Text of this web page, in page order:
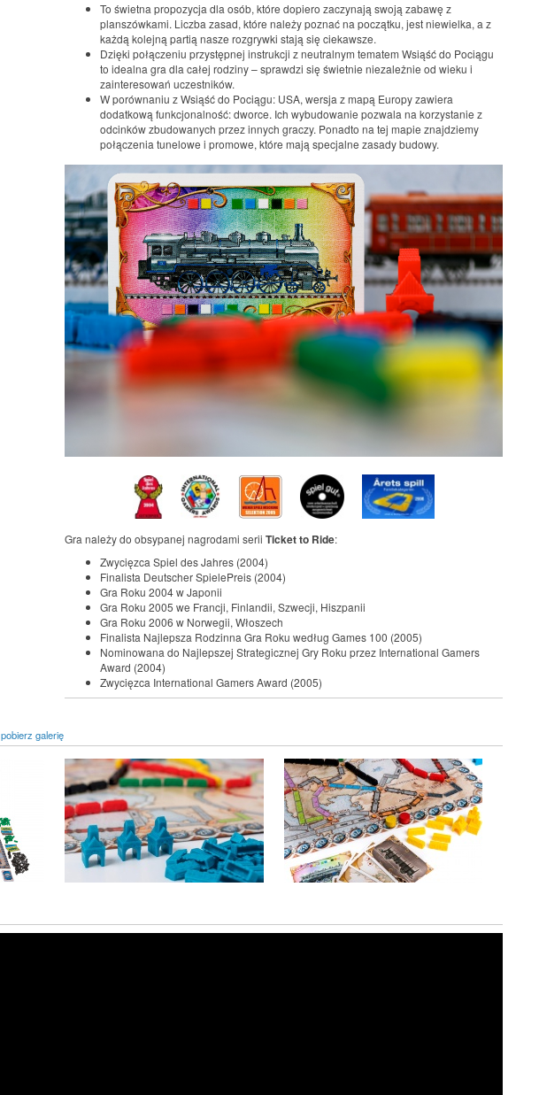
To świetna propozycja dla osób, które dopiero zaczynają swoją zabawę z
planszówkami. Liczba zasad, które należy poznać na początku, jest niewielka, a z
każdą kolejną partią nasze rozgrywki stają się ciekawsze.
Dzięki połączeniu przystępnej instrukcji z neutralnym tematem Wsiąść do Pociągu
to idealna gra dla całej rodziny – sprawdzi się świetnie niezależnie od wieku i
zainteresowań uczestników.
W porównaniu z Wsiąść do Pociągu: USA, wersja z mapą Europy zawiera
dodatkową funkcjonalność: dworce. Ich wybudowanie pozwala na korzystanie z
odcinków zbudowanych przez innych graczy. Ponadto na tej mapie znajdziemy
połączenia tunelowe i promowe, które mają specjalne zasady budowy.
Gra należy do obsypanej nagrodami serii Ticket to Ride:
Zwycięzca Spiel des Jahres (2004)
Finalista Deutscher SpielePreis (2004)
Gra Roku 2004 w Japonii
Gra Roku 2005 we Francji, Finlandii, Szwecji, Hiszpanii
Gra Roku 2006 w Norwegii, Włoszech
Finalista Najlepsza Rodzinna Gra Roku według Games 100 (2005)
Nominowana do Najlepszej Strategicznej Gry Roku przez International Gamers
Award (2004)
Zwycięzca International Gamers Award (2005)
pobierz galerię